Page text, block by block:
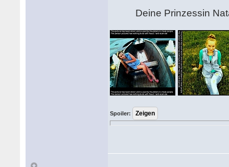
Deine Prinzessin
Spoiler: